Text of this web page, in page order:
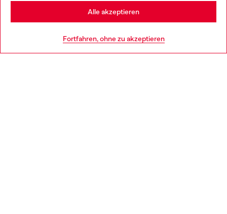
Fortfahren, ohne zu akzeptieren
Alle akzeptieren